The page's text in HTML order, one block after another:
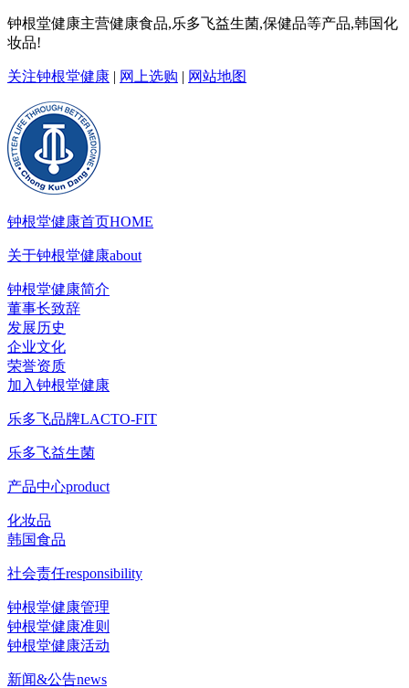
钟根堂健康主营健康食品,乐多飞益生菌,保健品等产品,韩国化
妆品!
关注钟根堂健康 | 网上选购 | 网站地图
钟根堂健康首页HOME
关于钟根堂健康about
钟根堂健康简介
董事长致辞
发展历史
企业文化
荣誉资质
加入钟根堂健康
乐多飞品牌LACTO-FIT
乐多飞益生菌
产品中心product
化妆品
韩国食品
社会责任responsibility
钟根堂健康管理
钟根堂健康准则
钟根堂健康活动
新闻&公告news